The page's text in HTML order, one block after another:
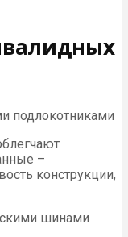
подлокотниками
–
конструкции,
шинами